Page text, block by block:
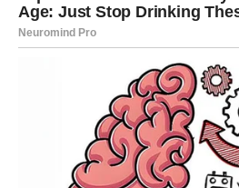
RAK
Rakovima dolazi ljubav, pažnja i